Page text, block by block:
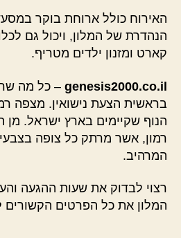
האירוח כולל ארוחת בוקר
הנהדרת של המלון, ויכול גם
קארט ומזנון ילדים מטריף.
genesis2000.co.il – כל מה
בראשית הצעת נישואין. מצפה
הנוף שקיימים בארץ ישראל. מן
רמון, אשר מרתק כל צופה בצבעיו
המרהיב.
רצוי לבדוק את שעות ההגעה
המלון את כל הפרטים הקשורים